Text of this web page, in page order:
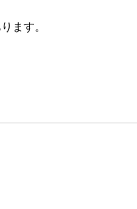
ます。